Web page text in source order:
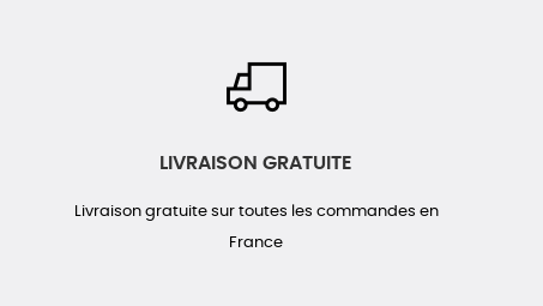
LIVRAISON GRATUITE
Livraison gratuite sur toutes les commandes en
France